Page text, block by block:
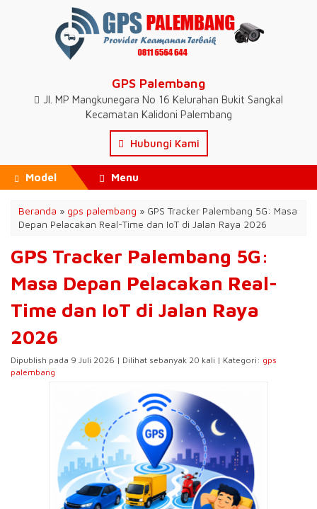
GPS Palembang
Jl. MP Mangkunegara No 16 Kelurahan Bukit Sangkal
Kecamatan Kalidoni Palembang
Hubungi Kami
Model Menu
Beranda » gps palembang » GPS Tracker Palembang 5G: Masa
Depan Pelacakan Real-Time dan IoT di Jalan Raya 2026
GPS Tracker Palembang 5G:
Masa Depan Pelacakan Real-
Time dan IoT di Jalan Raya
2026
Dipublish pada 9 Juli 2026 | Dilihat sebanyak 20 kali | Kategori: gps
palembang